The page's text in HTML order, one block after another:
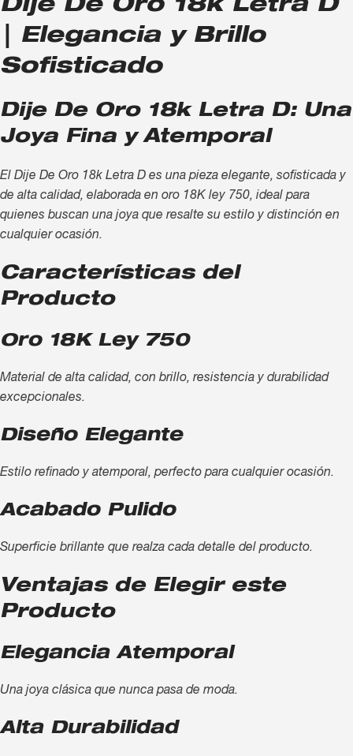
Dije De Oro 18k Letra D
| Elegancia y Brillo
Sofisticado
Dije De Oro 18k Letra D: Una
Joya Fina y Atemporal
El Dije De Oro 18k Letra D es una pieza elegante, sofisticada y
de alta calidad, elaborada en oro 18K ley 750, ideal para
quienes buscan una joya que resalte su estilo y distinción en
cualquier ocasión.
Características del
Producto
Oro 18K Ley 750
Material de alta calidad, con brillo, resistencia y durabilidad
excepcionales.
Diseño Elegante
Estilo refinado y atemporal, perfecto para cualquier ocasión.
Acabado Pulido
Superficie brillante que realza cada detalle del producto.
Ventajas de Elegir este
Producto
Elegancia Atemporal
Una joya clásica que nunca pasa de moda.
Alta Durabilidad